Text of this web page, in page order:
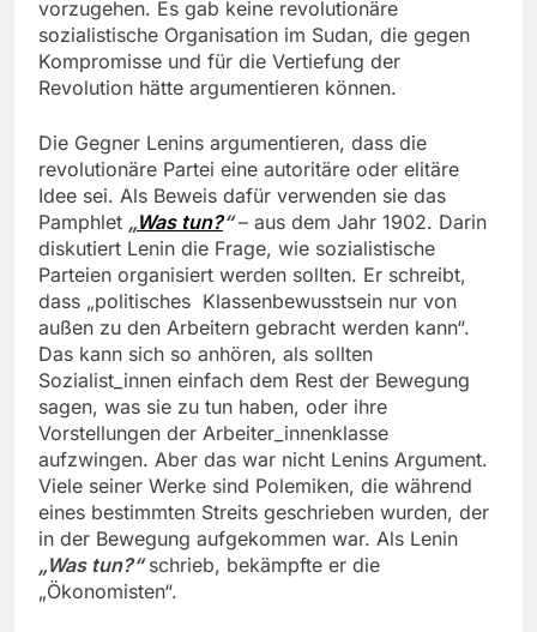
vorzugehen. Es gab keine revolutionäre
sozialistische Organisation im Sudan, die gegen
Kompromisse und für die Vertiefung der
Revolution hätte argumentieren können.
Die Gegner Lenins argumentieren, dass die
revolutionäre Partei eine autoritäre oder elitäre
Idee sei. Als Beweis dafür verwenden sie das
Pamphlet „Was tun?“– aus dem Jahr 1902. Darin
diskutiert Lenin die Frage, wie sozialistische
Parteien organisiert werden sollten. Er schreibt,
dass „politisches Klassenbewusstsein nur von
außen zu den Arbeitern gebracht werden kann“.
Das kann sich so anhören, als sollten
Sozialist_innen einfach dem Rest der Bewegung
sagen, was sie zu tun haben, oder ihre
Vorstellungen der Arbeiter_innenklasse
aufzwingen. Aber das war nicht Lenins Argument.
Viele seiner Werke sind Polemiken, die während
eines bestimmten Streits geschrieben wurden, der
in der Bewegung aufgekommen war. Als Lenin
„Was tun?“schrieb, bekämpfte er die
„Ökonomisten“.